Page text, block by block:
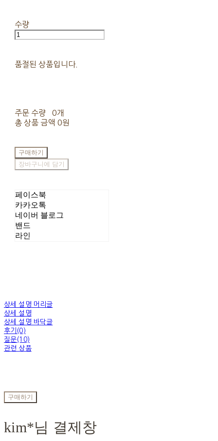
수량
품절된 상품입니다.
주문 수량
0개
총 상품 금액 0원
구매하기
장바구니에 담기
페이스북
카카오톡
네이버 블로그
밴드
라인
상세 설명 머리글
상세 설명
상세 설명 바닥글
후기(0)
질문(10)
관련 상품
구매하기
kim*님 결제창